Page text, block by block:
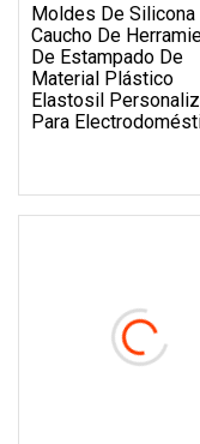
Moldes De Silicona
Caucho De
De Estampado De
Material Plástico
Elastosil
Para